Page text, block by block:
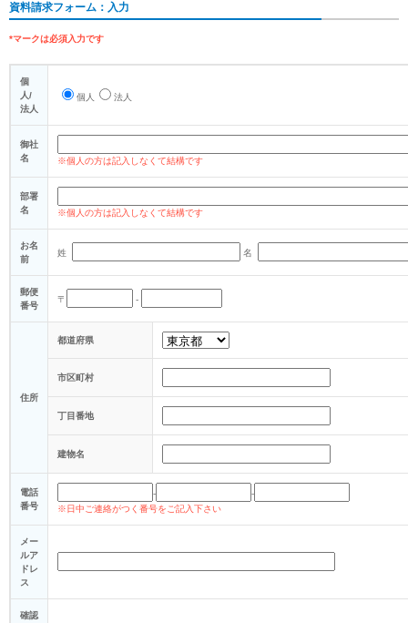
資料請求フォーム：入力
*マークは必須入力です
個
人/
法人
個人 法人
御社
名
※個人の方は記入しなくて結構です
部署
名
※個人の方は記入しなくて結構です
お名
前
姓 名
郵便
番号
〒 -
住所
都道府県
市区町村
丁目番地
建物名
電話
番号
-
-
※日中ご連絡がつく番号をご記入下さい
メー
ルア
ドレ
ス
確認